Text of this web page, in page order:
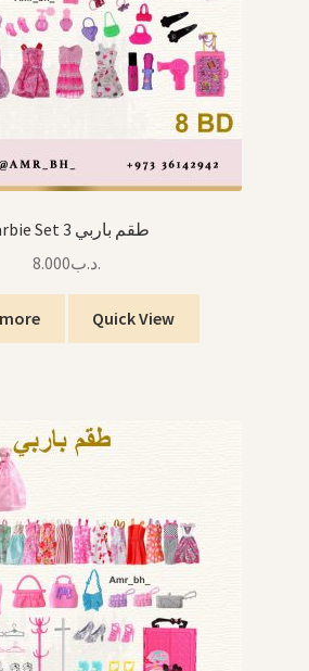
Barbie Set 3 طقم باربي
.د.ب8.000
Quick View